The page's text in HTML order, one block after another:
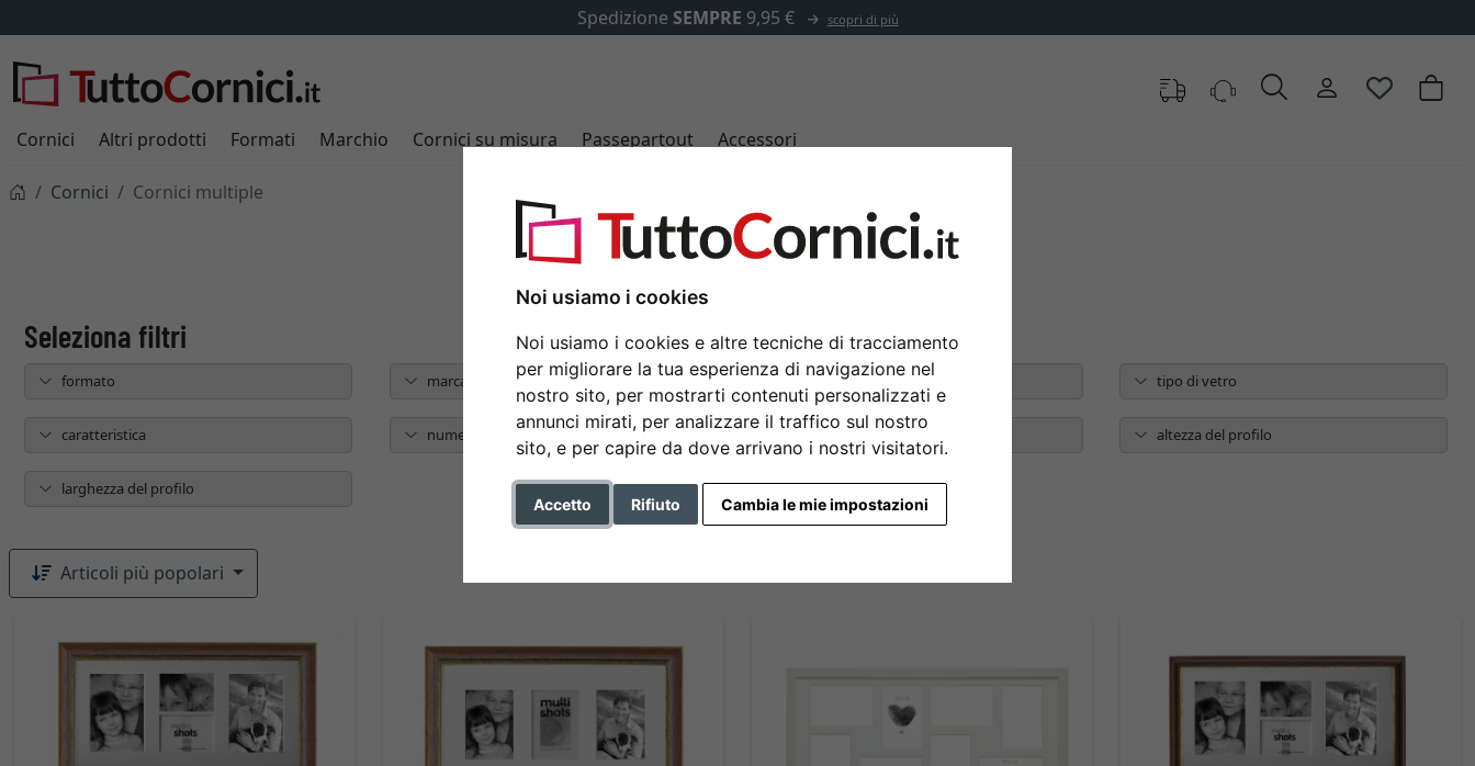
Noi usiamo i cookies
Noi usiamo i cookies e altre tecniche di tracciamento
per migliorare la tua esperienza di navigazione nel
nostro sito, per mostrarti contenuti personalizzati e
annunci mirati, per analizzare il traffico sul nostro
sito, e per capire da dove arrivano i nostri visitatori.
Accetto Rifiuto Cambia le mie impostazioni
✓500.000 articoli tra cui scegliere
Cornici Altri prodotti Formati Marchio Cornici su misura Passepartout Accessori
Cornici Cornici multiple
Cornici multiple
formato marca colore tipo di vetro
caratteristica numero di immagini materiale altezza del profilo
larghezza del profilo
Articoli più popolari